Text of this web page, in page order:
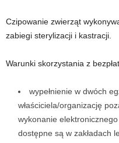
Czipowanie zwierząt
zabiegi sterylizacji i kastracji.
Warunki skorzystania z
wypełnienie w dwóch
właściciela/organizację
wykonanie
dostępne są w zakładach